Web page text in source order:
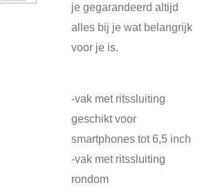
je gegarandeerd altijd
alles bij je wat belangrijk
voor je is.
-vak met ritssluiting
geschikt voor
smartphones tot 6,5 inch
-vak met ritssluiting
rondom